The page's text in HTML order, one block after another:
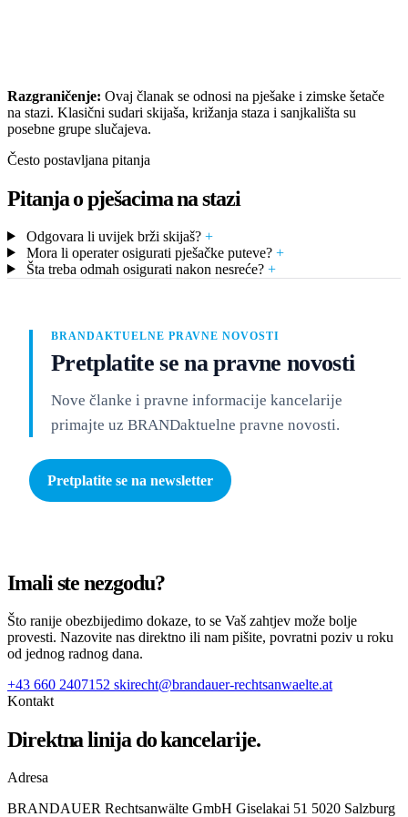
Razgraničenje: Ovaj članak se odnosi na pješake i zimske šetače
na stazi. Klasični sudari skijaša, križanja staza i sanjkališta su
posebne grupe slučajeva.
Često postavljana pitanja
Pitanja o pješacima na stazi
Odgovara li uvijek brži skijaš? +
Mora li operater osigurati pješačke puteve? +
Šta treba odmah osigurati nakon nesreće? +
BRANDAKTUELNE PRAVNE NOVOSTI
Pretplatite se na pravne novosti
Nove članke i pravne informacije kancelarije
primajte uz BRANDaktuelne pravne novosti.
Pretplatite se na newsletter
Imali ste nezgodu?
Što ranije obezbijedimo dokaze, to se Vaš zahtjev može bolje
provesti. Nazovite nas direktno ili nam pišite, povratni poziv u roku
od jednog radnog dana.
+43 660 2407152 skirecht@brandauer-rechtsanwaelte.at
Kontakt
Direktna linija do kancelarije.
Adresa
BRANDAUER Rechtsanwälte GmbH Giselakai 51 5020 Salzburg